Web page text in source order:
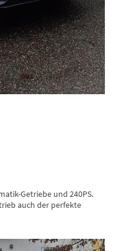
Getriebe und 240PS.
auch der perfekte